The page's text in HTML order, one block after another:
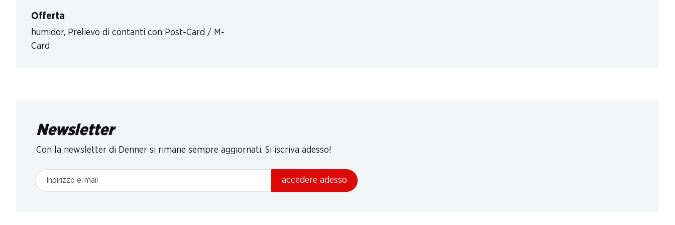
Offerta
humidor, Prelievo di contanti con Post-Card / M-
Card
Newsletter
Con la newsletter di Denner si rimane sempre aggiornati. Si iscriva adesso!
Indirizzo e-mail
accedere adesso